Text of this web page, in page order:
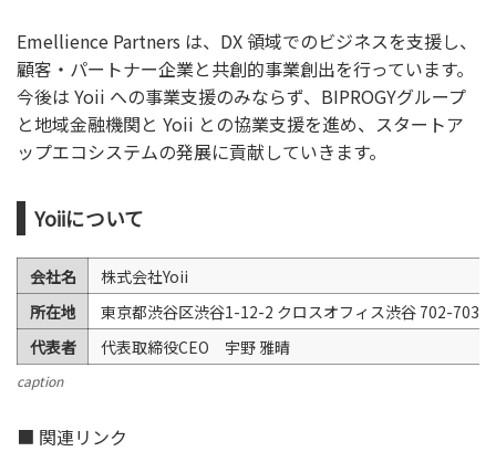
Emellience Partners は、DX 領域でのビジネスを支援し、
顧客・パートナー企業と共創的事業創出を行っています。
今後は Yoii への事業支援のみならず、BIPROGYグループ
と地域金融機関と Yoii との協業支援を進め、スタートア
ップエコシステムの発展に貢献していきます。
Yoiiについて
会社名
株式会社Yoii
所在地
東京都渋谷区渋谷1-12-2 クロスオフィス渋谷 702-703
代表者
代表取締役CEO 宇野 雅晴
caption
■ 関連リンク